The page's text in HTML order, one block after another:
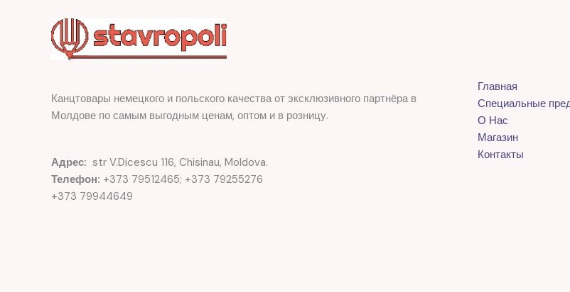
Канцтовары немецкого и польского качества от эксклюзивного партнёра в
Молдове по самым выгодным ценам, оптом и в розницу.
Адрес: str V.Dicescu 116, Chisinau, Moldova.
Телефон: +373 79512465; +373 79255276
+373 79944649
Главная
Специальные
О Нас
Магазин
Контакты